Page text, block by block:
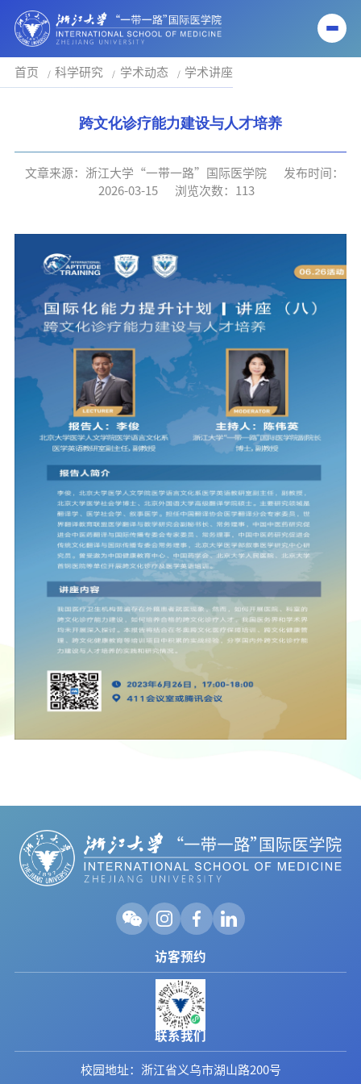
首页 科学研究 学术动态 学术讲座
跨文化诊疗能力建设与人才培养
文章来源：浙江大学“一带一路”国际医学院
发布时间：
2026-03-15
浏览次数： 113
访客预约
联系我们
校园地址：浙江省义乌市湖山路200号